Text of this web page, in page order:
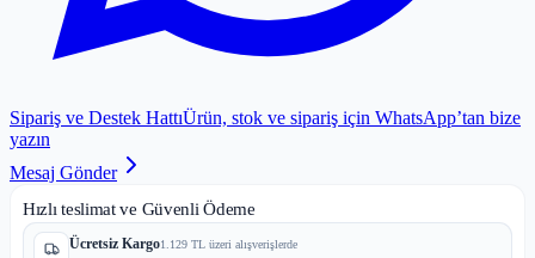
Sipariş ve Destek HattıÜrün, stok ve sipariş için WhatsApp’tan bize
yazın
Mesaj Gönder
Hızlı teslimat ve Güvenli Ödeme
Ücretsiz Kargo1.129 TL üzeri alışverişlerde